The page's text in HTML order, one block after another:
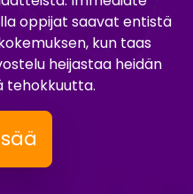
oppijat saavat entistä
kun taas
heijastaa heidän
tehokkuutta.